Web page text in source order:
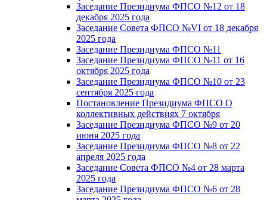
Заседание Президиума ФПСО №12 от 18
декабря 2025 года
Заседание Совета ФПСО №VI от 18 декабря
2025 года
Заседание Президиума ФПСО №11
Заседание Президиума ФПСО №11 от 16
октября 2025 года
Заседание Президиума ФПСО №10 от 23
сентября 2025 года
Постановление Президиума ФПСО О
коллективных действиях 7 октября
Заседание Президиума ФПСО №9 от 20
июня 2025 года
Заседание Президиума ФПСО №8 от 22
апреля 2025 года
Заседание Совета ФПСО №4 от 28 марта
2025 года
Заседание Президиума ФПСО №6 от 28